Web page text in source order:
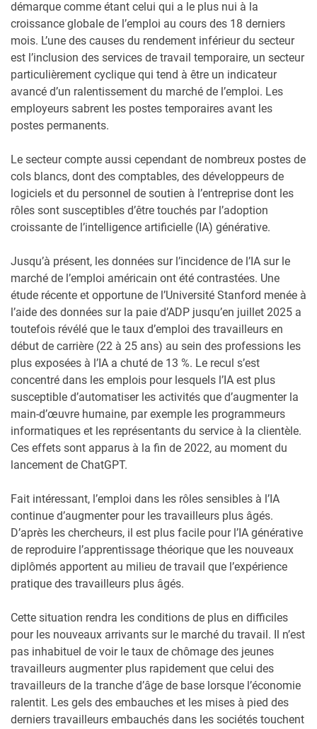
démarque comme étant celui qui a le plus nui à la
croissance globale de l’emploi au cours des 18 derniers
mois. L’une des causes du rendement inférieur du secteur
est l’inclusion des services de travail temporaire, un secteur
particulièrement cyclique qui tend à être un indicateur
avancé d’un ralentissement du marché de l’emploi. Les
employeurs sabrent les postes temporaires avant les
postes permanents.
Le secteur compte aussi cependant de nombreux postes de
cols blancs, dont des comptables, des développeurs de
logiciels et du personnel de soutien à l’entreprise dont les
rôles sont susceptibles d’être touchés par l’adoption
croissante de l’intelligence artificielle (IA) générative.
Jusqu’à présent, les données sur l’incidence de l’IA sur le
marché de l’emploi américain ont été contrastées. Une
étude récente et opportune de l’Université Stanford menée à
l’aide des données sur la paie d’ADP jusqu’en juillet 2025 a
toutefois révélé que le taux d’emploi des travailleurs en
début de carrière (22 à 25 ans) au sein des professions les
plus exposées à l’IA a chuté de 13 %. Le recul s’est
concentré dans les emplois pour lesquels l’IA est plus
susceptible d’automatiser les activités que d’augmenter la
main-d’œuvre humaine, par exemple les programmeurs
informatiques et les représentants du service à la clientèle.
Ces effets sont apparus à la fin de 2022, au moment du
lancement de ChatGPT.
Fait intéressant, l’emploi dans les rôles sensibles à l’IA
continue d’augmenter pour les travailleurs plus âgés.
D’après les chercheurs, il est plus facile pour l’IA générative
de reproduire l’apprentissage théorique que les nouveaux
diplômés apportent au milieu de travail que l’expérience
pratique des travailleurs plus âgés.
Cette situation rendra les conditions de plus en difficiles
pour les nouveaux arrivants sur le marché du travail. Il n’est
pas inhabituel de voir le taux de chômage des jeunes
travailleurs augmenter plus rapidement que celui des
travailleurs de la tranche d’âge de base lorsque l’économie
ralentit. Les gels des embauches et les mises à pied des
derniers travailleurs embauchés dans les sociétés touchent